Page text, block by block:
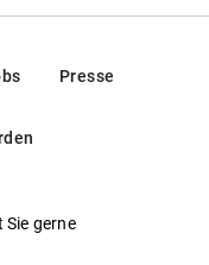
Presse
Sie gerne